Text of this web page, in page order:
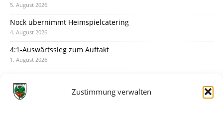
Zustimmung verwalten
5. August 2026
Nock übernimmt Heimspielcatering
4. August 2026
4:1-Auswärtssieg zum Auftakt
1. August 2026
31. Juli 2026